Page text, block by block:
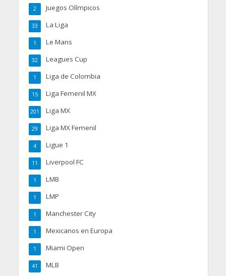
Juegos Olímpicos
2
La Liga
33
Le Mans
1
Leagues Cup
32
Liga de Colombia
1
Liga Femenil MX
15
Liga MX
201
Liga MX Femenil
29
Ligue 1
4
Liverpool FC
11
LMB
1
LMP
1
Manchester City
1
Mexicanos en Europa
1
Miami Open
1
MLB
41